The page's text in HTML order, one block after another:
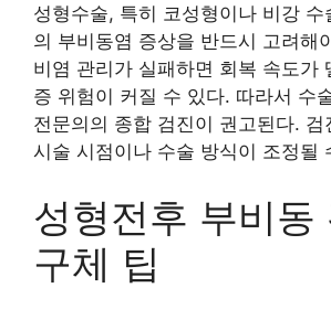
성형수술, 특히 코성형이나 비강 수
의 부비동염 증상을 반드시 고려해
비염 관리가 실패하면 회복 속도가
증 위험이 커질 수 있다. 따라서 수
전문의의 종합 검진이 권고된다.
시술 시점이나 수술 방식이 조정될
성형전후 부비동
구체 팁